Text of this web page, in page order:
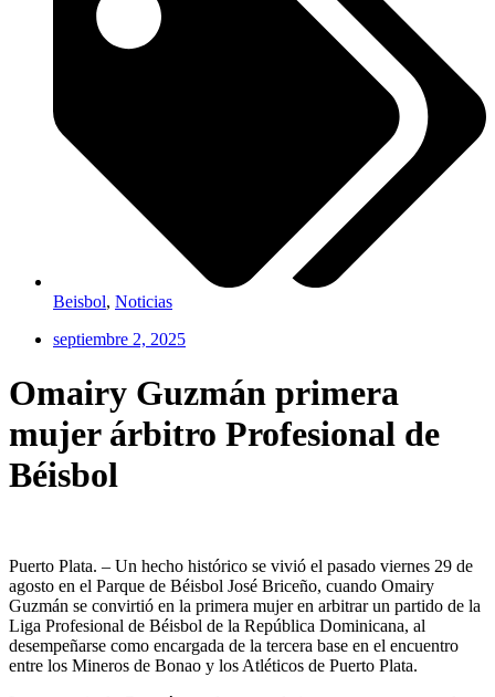
Beisbol, Noticias
septiembre 2, 2025
Omairy Guzmán primera
mujer árbitro Profesional de
Béisbol
Puerto Plata. – Un hecho histórico se vivió el pasado viernes 29 de
agosto en el Parque de Béisbol José Briceño, cuando Omairy
Guzmán se convirtió en la primera mujer en arbitrar un partido de la
Liga Profesional de Béisbol de la República Dominicana, al
desempeñarse como encargada de la tercera base en el encuentro
entre los Mineros de Bonao y los Atléticos de Puerto Plata.